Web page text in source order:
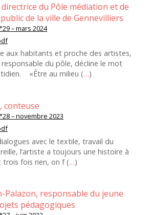
du Pôle médiation et de
de la ville de Gennevilliers
– mars 2024
aux habitants et proche des artistes,
responsable du pôle, décline le mot
«Être au milieu (…)
conteuse
– novembre 2023
avec le textile, travail du
l’artiste a toujours une histoire à
fois rien, on f (…)
Palazon, responsable du jeune
pédagogiques